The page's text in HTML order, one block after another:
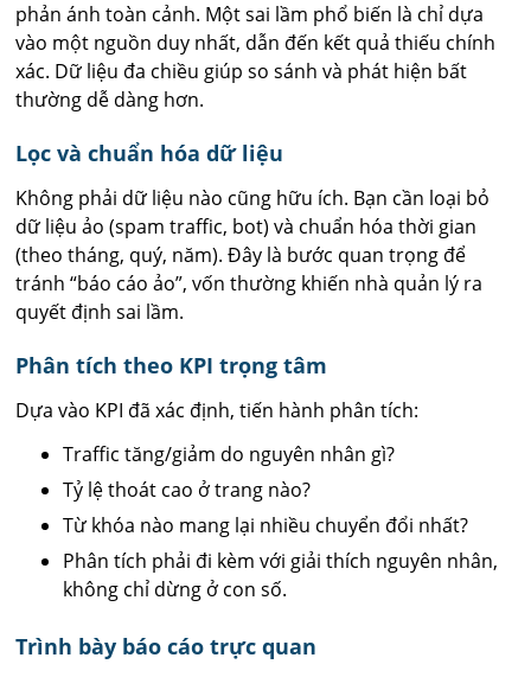
phản ánh toàn cảnh. Một sai lầm phổ biến là chỉ dựa
vào một nguồn duy nhất, dẫn đến kết quả thiếu chính
xác. Dữ liệu đa chiều giúp so sánh và phát hiện bất
thường dễ dàng hơn.
Lọc và chuẩn hóa dữ liệu
Không phải dữ liệu nào cũng hữu ích. Bạn cần loại bỏ
dữ liệu ảo (spam traffic, bot) và chuẩn hóa thời gian
(theo tháng, quý, năm). Đây là bước quan trọng để
tránh “báo cáo ảo”, vốn thường khiến nhà quản lý ra
quyết định sai lầm.
Phân tích theo KPI trọng tâm
Dựa vào KPI đã xác định, tiến hành phân tích:
Traffic tăng/giảm do nguyên nhân gì?
Tỷ lệ thoát cao ở trang nào?
Từ khóa nào mang lại nhiều chuyển đổi nhất?
Phân tích phải đi kèm với giải thích nguyên nhân,
không chỉ dừng ở con số.
Trình bày báo cáo trực quan